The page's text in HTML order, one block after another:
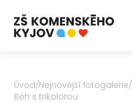
Úvod/Nejnovější fotogalerie/
Běh s trikolorou